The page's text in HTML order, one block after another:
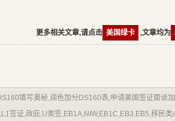
更多相关文章,请点击 美国绿卡 ,文章均为
填写奥秘,润色加分DS160表,申请美国签证面谈
签证,政庇,U类签,EB1A,NIW,EB1C,EB3,EB5,移民